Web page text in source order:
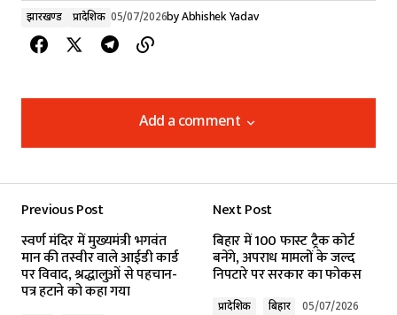
झारखण्ड प्रादेशिक 05/07/2026byAbhishek Yadav
Add a comment
Add a comment
Required fields are marked*
Comment*
Previous Post
स्वर्ण मंदिर में मुख्यमंत्री भगवंत
मान की तस्वीर वाले आईडी कार्ड
पर विवाद, श्रद्धालुओं से पहचान-
पत्र हटाने को कहा गया
Next Post
बिहार में 100 फास्ट ट्रैक कोर्ट
बनेंगे, अपराध मामलों के जल्द
निपटारे पर सरकार का फोकस
प्रादेशिक बिहार 05/07/2026